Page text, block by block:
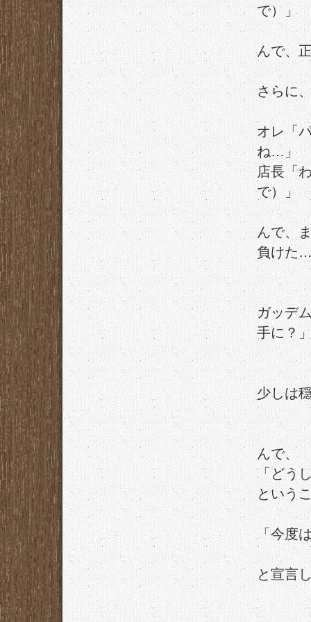
で）」
んで、
さらに
オレ「
ね…」
店長「
で）」
んで、
負けた
ガッデ
手に？
少しは
んで、
「どう
という
「今度
と宣言